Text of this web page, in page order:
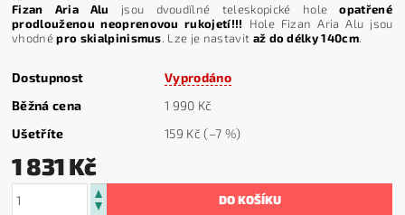
Fizan Aria Alu jsou dvoudílné teleskopické holeopatřené
prodlouženou neoprenovou rukojetí!!!
Hole Fizan Aria Alu jsou
vhodnépro skialpinismus. Lze je nastavit až do délky 140cm.
Dostupnost
Vyprodáno
Běžná cena
1 990 Kč
Ušetříte
159 Kč(–7 %)
1 831 Kč